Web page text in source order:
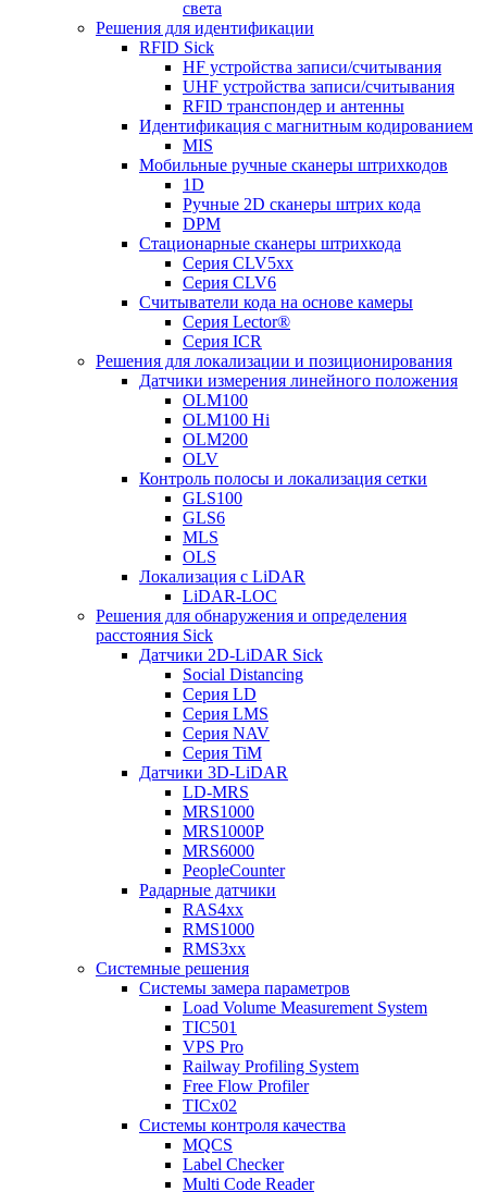
света
Решения для идентификации
RFID Sick
HF устройства записи/считывания
UHF устройства записи/считывания
RFID транспондер и антенны
Идентификация с магнитным кодированием
MIS
Мобильные ручные сканеры штрихкодов
1D
Ручные 2D сканеры штрих кода
DPM
Стационарные сканеры штрихкода
Серия CLV5xx
Серия CLV6
Считыватели кода на основе камеры
Серия Lector®
Серия ICR
Решения для локализации и позиционирования
Датчики измерения линейного положения
OLM100
OLM100 Hi
OLM200
OLV
Контроль полосы и локализация сетки
GLS100
GLS6
MLS
OLS
Локализация с LiDAR
LiDAR-LOC
Решения для обнаружения и определения
расстояния Sick
Датчики 2D-LiDAR Sick
Social Distancing
Серия LD
Серия LMS
Серия NAV
Серия TiM
Датчики 3D-LiDAR
LD-MRS
MRS1000
MRS1000P
MRS6000
PeopleCounter
Радарные датчики
RAS4xx
RMS1000
RMS3xx
Системные решения
Системы замера параметров
Load Volume Measurement System
TIC501
VPS Pro
Railway Profiling System
Free Flow Profiler
TICx02
Системы контроля качества
MQCS
Label Checker
Multi Code Reader